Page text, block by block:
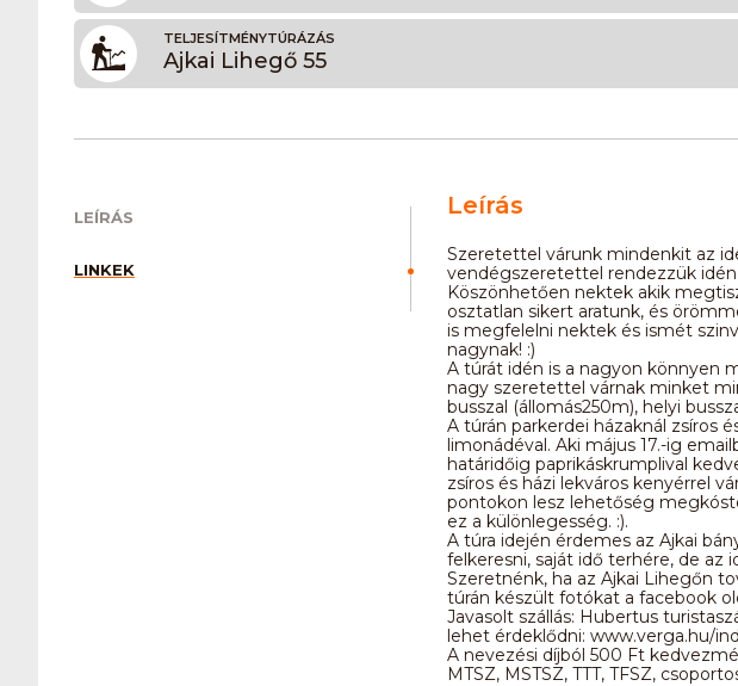
TELJESÍTMÉNYTÚRÁZÁS
Ajkai Lihegő 55
LEÍRÁS
LINKEK
Leírás
Szeretettel várunk mindenkit az
vendégszeretettel rendezzük
Köszönhetően nektek akik
osztatlan sikert aratunk, és
is megfelelni nektek és ismét
nagynak! :)
A túrát idén is a nagyon könnyen
nagy szeretettel várnak minket
busszal (állomás250m), helyi
A túrán parkerdei házaknál zsíros
limonádéval. Aki május 17.-ig
határidőig paprikáskrumplival
zsíros és házi lekváros kenyérrel
pontokon lesz lehetőség
ez a különlegesség. :).
A túra idején érdemes az Ajkai
felkeresni, saját idő terhére, de az
Szeretnénk, ha az Ajkai Lihegőn
túrán készült fotókat a facebook
Javasolt szállás: Hubertus
lehet érdeklődni: www.verga.hu/
A nevezési díjból 500 Ft
MTSZ, MSTSZ, TTT, TFSZ,